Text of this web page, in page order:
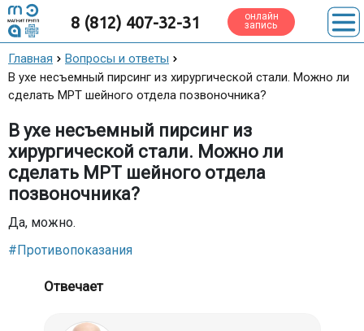
8 (812) 407-32-31 онлайн
запись
Главная
Вопросы и ответы
В ухе несъемный пирсинг из хирургической стали. Можно ли
сделать МРТ шейного отдела позвоночника?
В ухе несъемный пирсинг из
хирургической стали. Можно ли
сделать МРТ шейного отдела
позвоночника?
Да, можно.
#Противопоказания
Отвечает